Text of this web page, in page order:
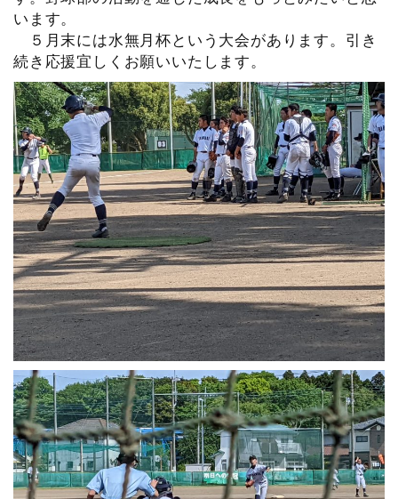
います。
５月末には水無月杯という大会があります。引き
続き応援宜しくお願いいたします。